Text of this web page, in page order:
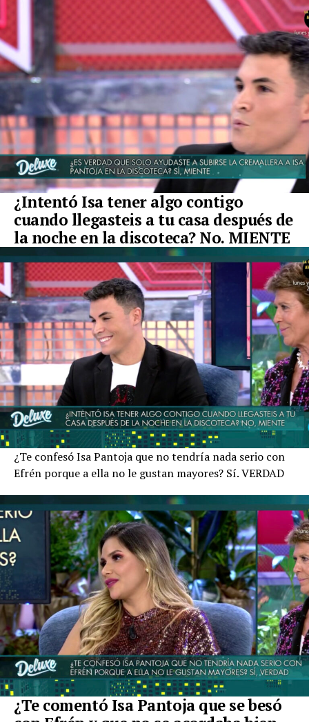
¿Intentó Isa tener algo contigo
cuando llegasteis a tu casa después de
la noche en la discoteca? No. MIENTE
¿Te confesó Isa Pantoja que no tendría nada serio con
Efrén porque a ella no le gustan mayores? Sí. VERDAD
¿Te comentó Isa Pantoja que se besó